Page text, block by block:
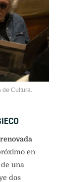
de Cultura.
en
una
dos